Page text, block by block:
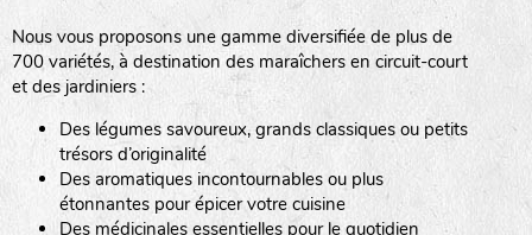
Nous vous proposons une gamme diversifiée de plus de
700 variétés, à destination des maraîchers en circuit-court
et des jardiniers :
Des légumes savoureux, grands classiques ou petits
trésors d’originalité
Des aromatiques incontournables ou plus
étonnantes pour épicer votre cuisine
Des médicinales essentielles pour le quotidien
tas de compost